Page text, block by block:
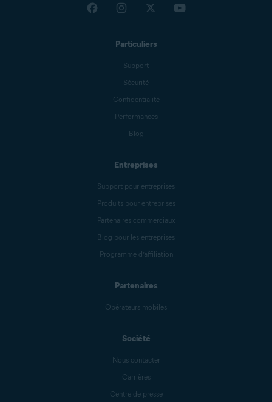
Particuliers
Support
Sécurité
Confidentialité
Performances
Blog
Entreprises
Support pour entreprises
Produits pour entreprises
Partenaires commerciaux
Blog pour les entreprises
Programme d’affiliation
Partenaires
Opérateurs mobiles
Société
Nous contacter
Carrières
Centre de presse